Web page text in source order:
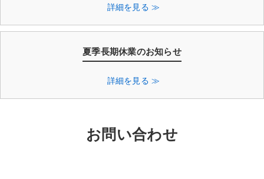
詳細を見る ≫
夏季長期休業のお知らせ
詳細を見る ≫
お問い合わせ